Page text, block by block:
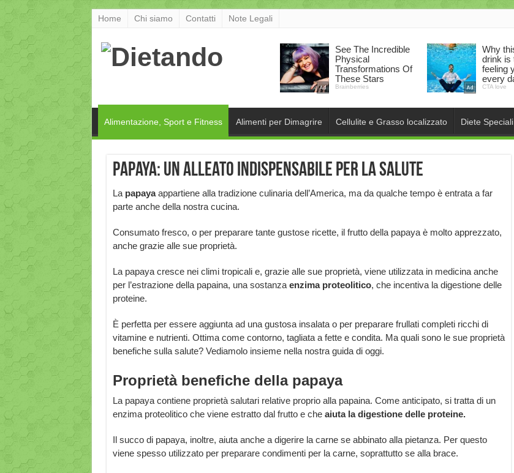
Home Chi siamo Contatti Note Legali
Alimentazione, Sport e Fitness Alimenti per Dimagrire Cellulite e Grasso localizzato Diete Speciali
Papaya: un alleato indispensabile per la salute
La papayaappartiene alla tradizione culinaria dell’America, ma da qualche tempo è entrata a far
parte anche della nostra cucina.
Consumato fresco, o per preparare tante gustose ricette, il frutto della papaya è molto apprezzato,
anche grazie alle sue proprietà.
La papaya cresce nei climi tropicali e, grazie alle sue proprietà, viene utilizzata in medicina anche
per l’estrazione della papaina, una sostanza enzima proteolitico, che incentiva la digestione delle
proteine.
È perfetta per essere aggiunta ad una gustosa insalata o per preparare frullati completi ricchi di
vitamine e nutrienti. Ottima come contorno, tagliata a fette e condita. Ma quali sono le sue proprietà
benefiche sulla salute? Vediamolo insieme nella nostra guida di oggi.
Proprietà benefiche della papaya
La papaya contiene proprietà salutari relative proprio alla papaina. Come anticipato, si tratta di un
enzima proteolitico che viene estratto dal frutto e che aiuta la digestione delle proteine.
Il succo di papaya, inoltre, aiuta anche a digerire la carne se abbinato alla pietanza. Per questo
viene spesso utilizzato per preparare condimenti per la carne, soprattutto se alla brace.